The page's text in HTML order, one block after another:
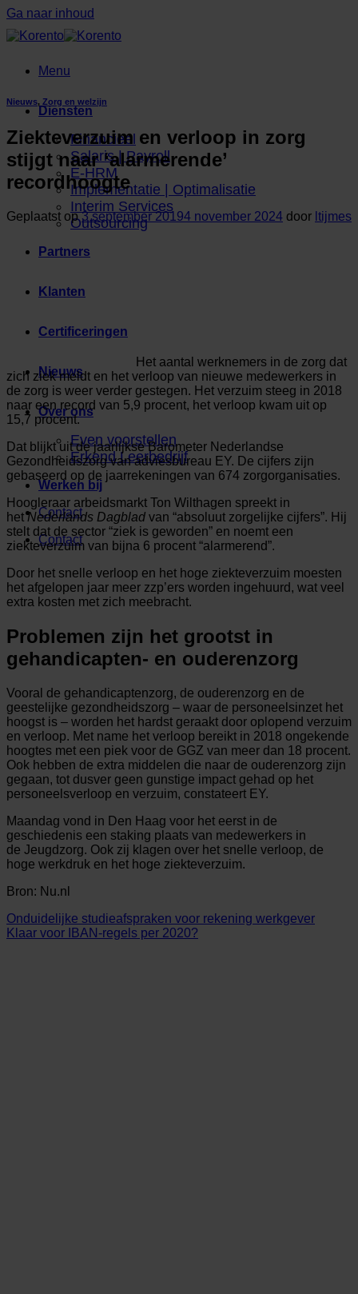
Ga naar inhoud
Menu
Diensten
Financieel
Salaris | Payroll
E-HRM
Implementatie | Optimalisatie
Interim Services
Outsourcing
Partners
Klanten
Certificeringen
Nieuws
Over ons
Even voorstellen
Erkend Leerbedrijf
Werken bij
Contact
Contact
Nieuws, Zorg en welzijn
Ziekteverzuim en verloop in zorg
stijgt naar ‘alarmerende’
recordhoogte
Geplaatst op3 september 20194 november 2024 door ltijmes
Het aantal werknemers in de zorg dat
zich ziek meldt en het verloop van nieuwe medewerkers in
de zorg is weer verder gestegen. Het verzuim steeg in 2018
naar een record van 5,9 procent, het verloop kwam uit op
15,7 procent.
Dat blijkt uit de jaarlijkse Barometer Nederlandse
Gezondheidszorg van adviesbureau EY. De cijfers zijn
gebaseerd op de jaarrekeningen van 674 zorgorganisaties.
Hoogleraar arbeidsmarkt Ton Wilthagen spreekt in
hetNederlands Dagblad van “absoluut zorgelijke cijfers”. Hij
stelt dat de sector “ziek is geworden” en noemt een
ziekteverzuim van bijna 6 procent “alarmerend”.
Door het snelle verloop en het hoge ziekteverzuim moesten
het afgelopen jaar meer zzp’ers worden ingehuurd, wat veel
extra kosten met zich meebracht.
Problemen zijn het grootst in
gehandicapten- en ouderenzorg
Vooral de gehandicaptenzorg, de ouderenzorg en de
geestelijke gezondheidszorg – waar de personeelsinzet het
hoogst is – worden het hardst geraakt door oplopend verzuim
en verloop. Met name het verloop bereikt in 2018 ongekende
hoogtes met een piek voor de GGZ van meer dan 18 procent.
Ook hebben de extra middelen die naar de ouderenzorg zijn
gegaan, tot dusver geen gunstige impact gehad op het
personeelsverloop en ­verzuim, constateert EY.
Maandag vond in Den Haag voor het eerst in de
geschiedenis een staking plaats van medewerkers in
de Jeugdzorg. Ook zij klagen over het snelle verloop, de
hoge werkdruk en het hoge ziekteverzuim.
Bron: Nu.nl
Onduidelijke studieafspraken voor rekening werkgever
Klaar voor IBAN-regels per 2020?